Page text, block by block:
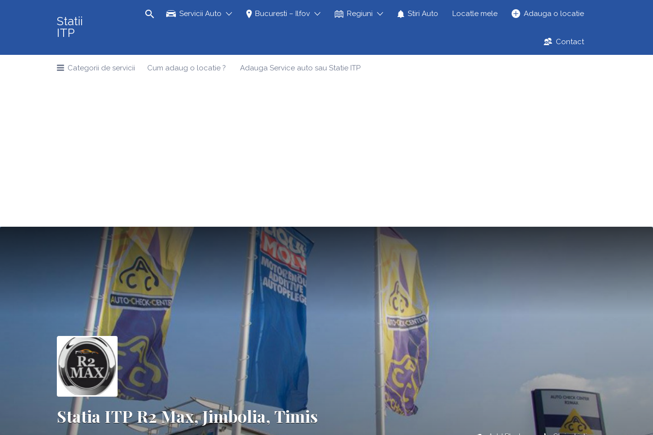
Statii
ITP
Servicii Auto Bucuresti – Ilfov Regiuni Stiri Auto Locatle mele Adauga o locatie
Contact
for:
Categorii de servicii Cum adaug o locatie ? Adauga Service auto sau Statie ITP
Statia ITP R2 Max, Jimbolia, Timis